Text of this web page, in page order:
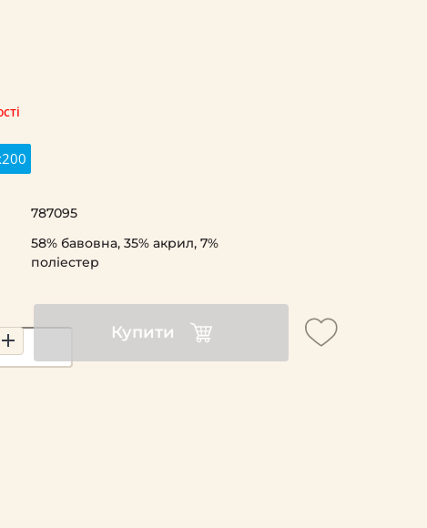
Купити
787095
58% бавовна, 35% акрил, 7%
поліестер